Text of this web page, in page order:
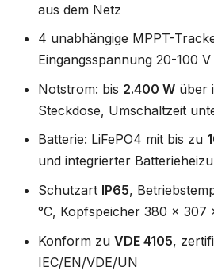
aus dem Netz
4 unabhängige MPPT-
Eingangsspannung 20-100 V
Notstrom: bis 2.400 W über
Steckdose, Umschaltzeit
Batterie: LiFePO4 mit bis zu
und integrierter
Schutzart IP65,
°C, Kopfspeicher 380 x 307
Konform zu VDE 4105,
IEC/EN/VDE/UN